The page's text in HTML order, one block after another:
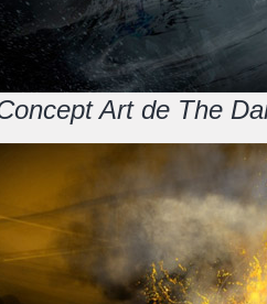
Art de The